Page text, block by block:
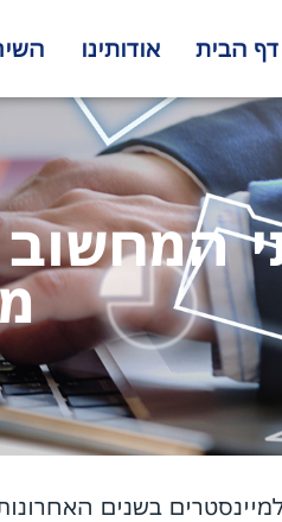
דף הבית אודותינו
המחשוב
בשנים